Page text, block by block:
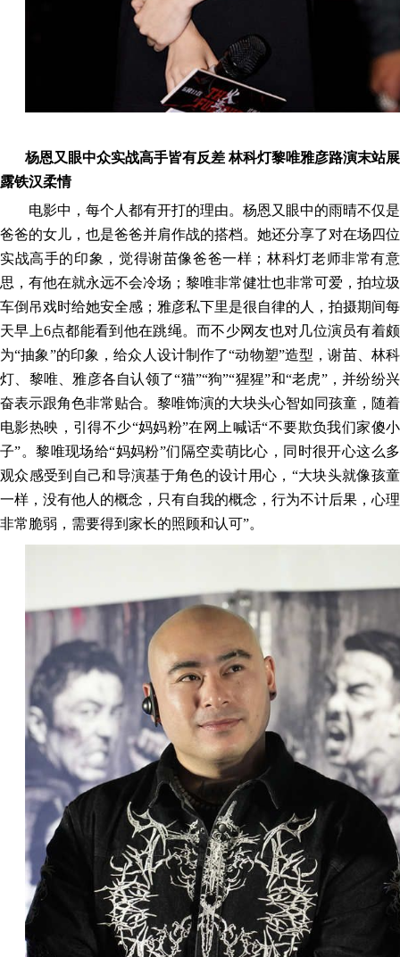
杨恩又眼中众实战高手皆有反差 林科灯黎唯雅彦路演末站展
露铁汉柔情
电影中，每个人都有开打的理由。杨恩又眼中的雨晴不仅是
爸爸的女儿，也是爸爸并肩作战的搭档。她还分享了对在场四位
实战高手的印象，觉得谢苗像爸爸一样；林科灯老师非常有意
思， 有他在就永远不会冷场 ；黎唯非常健壮也非常可爱，拍垃圾
车倒吊戏时给她安全感；雅彦私下里是很自律的人， 拍摄期间每
天早上6点都能看到 他在跳绳。而不少网友也对几位演员有着颇
为“抽象”的印象，给众人设计制作了“动物塑”造型，谢苗、林科
灯、黎唯、雅彦各自认领了“猫”“狗”“猩猩”和“老虎”，并纷纷兴
奋表示跟角色非常贴合。黎唯饰演的大块头心智如同孩童，随着
电影热映，引得不少“妈妈粉”在网上喊话“不要欺负我们家傻小
子”。黎唯现场给“妈妈粉”们隔空卖萌比心，同时很开心这么多
观众感受到自己和导演基于角色的设计用心，“大块头就像孩童
一样， 没有他人的概念，只有自我的概念， 行为不计后果，心理
非常脆弱， 需要得到家长的照顾和认可”。